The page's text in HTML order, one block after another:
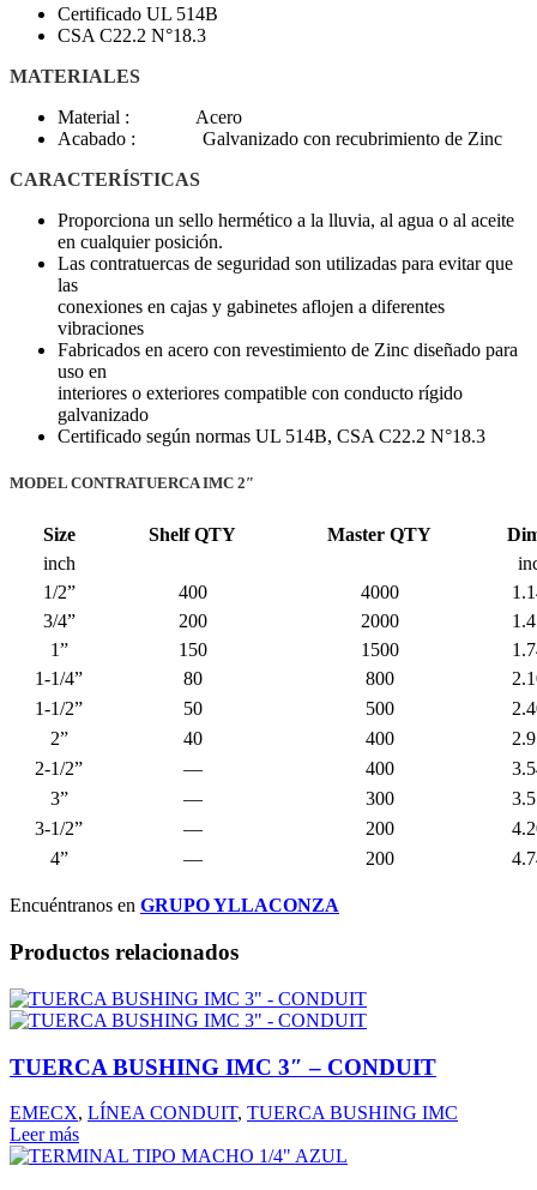
Certificado UL 514B
CSA C22.2 N°18.3
MATERIALES
Material : Acero
Acabado : Galvanizado con recubrimiento de Zinc
CARACTERÍSTICAS
Proporciona un sello hermético a la lluvia, al agua o al aceite
en cualquier posición.
Las contratuercas de seguridad son utilizadas para evitar que
las
conexiones en cajas y gabinetes aflojen a diferentes
vibraciones
Fabricados en acero con revestimiento de Zinc diseñado para
uso en
interiores o exteriores compatible con conducto rígido
galvanizado
Certificado según normas UL 514B, CSA C22.2 N°18.3
MODEL CONTRATUERCA IMC 2″
Size Shelf QTY Master QTY
inch
1/2”
400 4000
3/4”
200 2000
1”
150 1500
1-1/4”
80 800
1-1/2”
50 500
2”
40 400
2-1/2”
— 400
3”
— 300
3-1/2”
— 200
4”
— 200
Encuéntranos en GRUPO YLLACONZA
Productos relacionados
TUERCA BUSHING IMC 3″ – CONDUIT
EMECX, LÍNEA CONDUIT, TUERCA BUSHING IMC
Leer más